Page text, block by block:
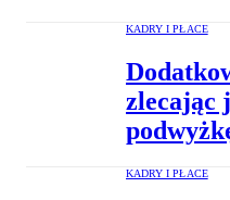
KADRY I PŁACE
zlecając
KADRY I PŁACE